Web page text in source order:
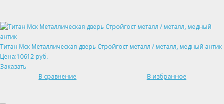
Титан Мск Металлическая дверь Стройгост металл / металл, медный антик
Цена:10612 руб.
Заказать
В сравнение
В избранное